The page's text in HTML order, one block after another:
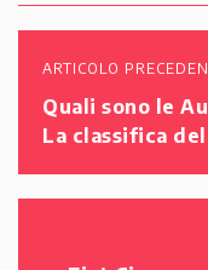
ARTICOLO
Quali sono le
La classifica